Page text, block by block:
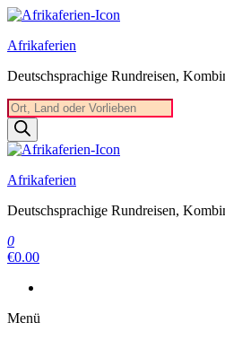
Zum
springen
Afrikaferien
Deutschsprachige Rundreisen,
Products
search
Afrikaferien
Deutschsprachige Rundreisen,
0
€0.00
Menü